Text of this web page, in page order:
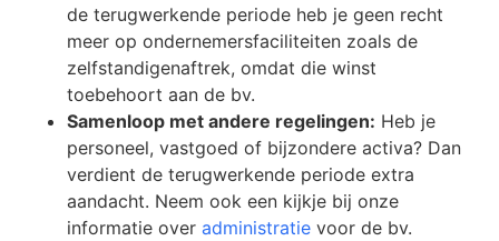
de terugwerkende periode heb je geen recht
meer op ondernemersfaciliteiten zoals de
zelfstandigenaftrek, omdat die winst
toebehoort aan de bv.
Samenloop met andere regelingen: Heb je
personeel, vastgoed of bijzondere activa? Dan
verdient de terugwerkende periode extra
aandacht. Neem ook een kijkje bij onze
informatie over administratie voor de bv.